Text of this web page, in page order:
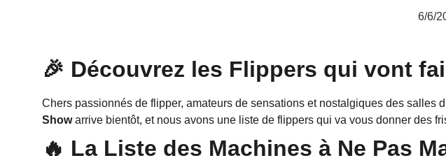
6/6/
🎉 Découvrez les Flippers qui vont
Chers passionnés de flipper, amateurs de sensations et nostalgiques des salles
Show arrive bientôt, et nous avons une liste de flippers qui va vous donner des
🔥 La Liste des Machines à Ne Pas